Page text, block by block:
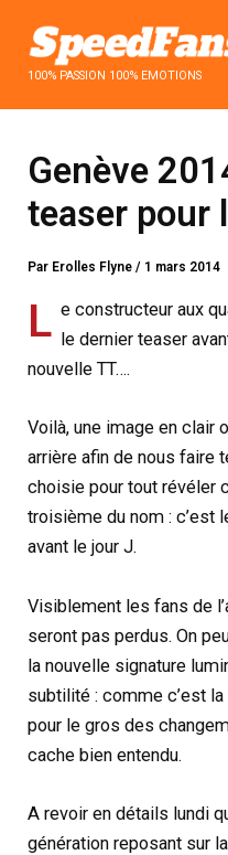
contenu100% PASSION 100% EMOTIONS
Genève
teaser pour
Par Erolles Flyne/ 1 mars 2014
L e constructeur aux
le dernier teaser
nouvelle TT….
Voilà, une image en clair
arrière afin de nous faire
choisie pour tout révéler
troisième du nom : c’est
avant le jour J.
Visiblement les fans de
seront pas perdus. On
la nouvelle signature
subtilité : comme c’est
pour le gros des
cache bien entendu.
A revoir en détails lundi
génération reposant sur